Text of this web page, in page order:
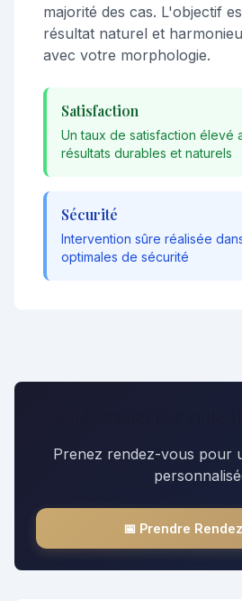
majorité des cas. L'objectif
résultat naturel et
avec votre morphologie.
Satisfaction
Un taux de satisfaction élevé
résultats durables et naturels
Sécurité
Intervention sûre réalisée
optimales de sécurité
Prenez rendez-vous pour
📅 Prendre